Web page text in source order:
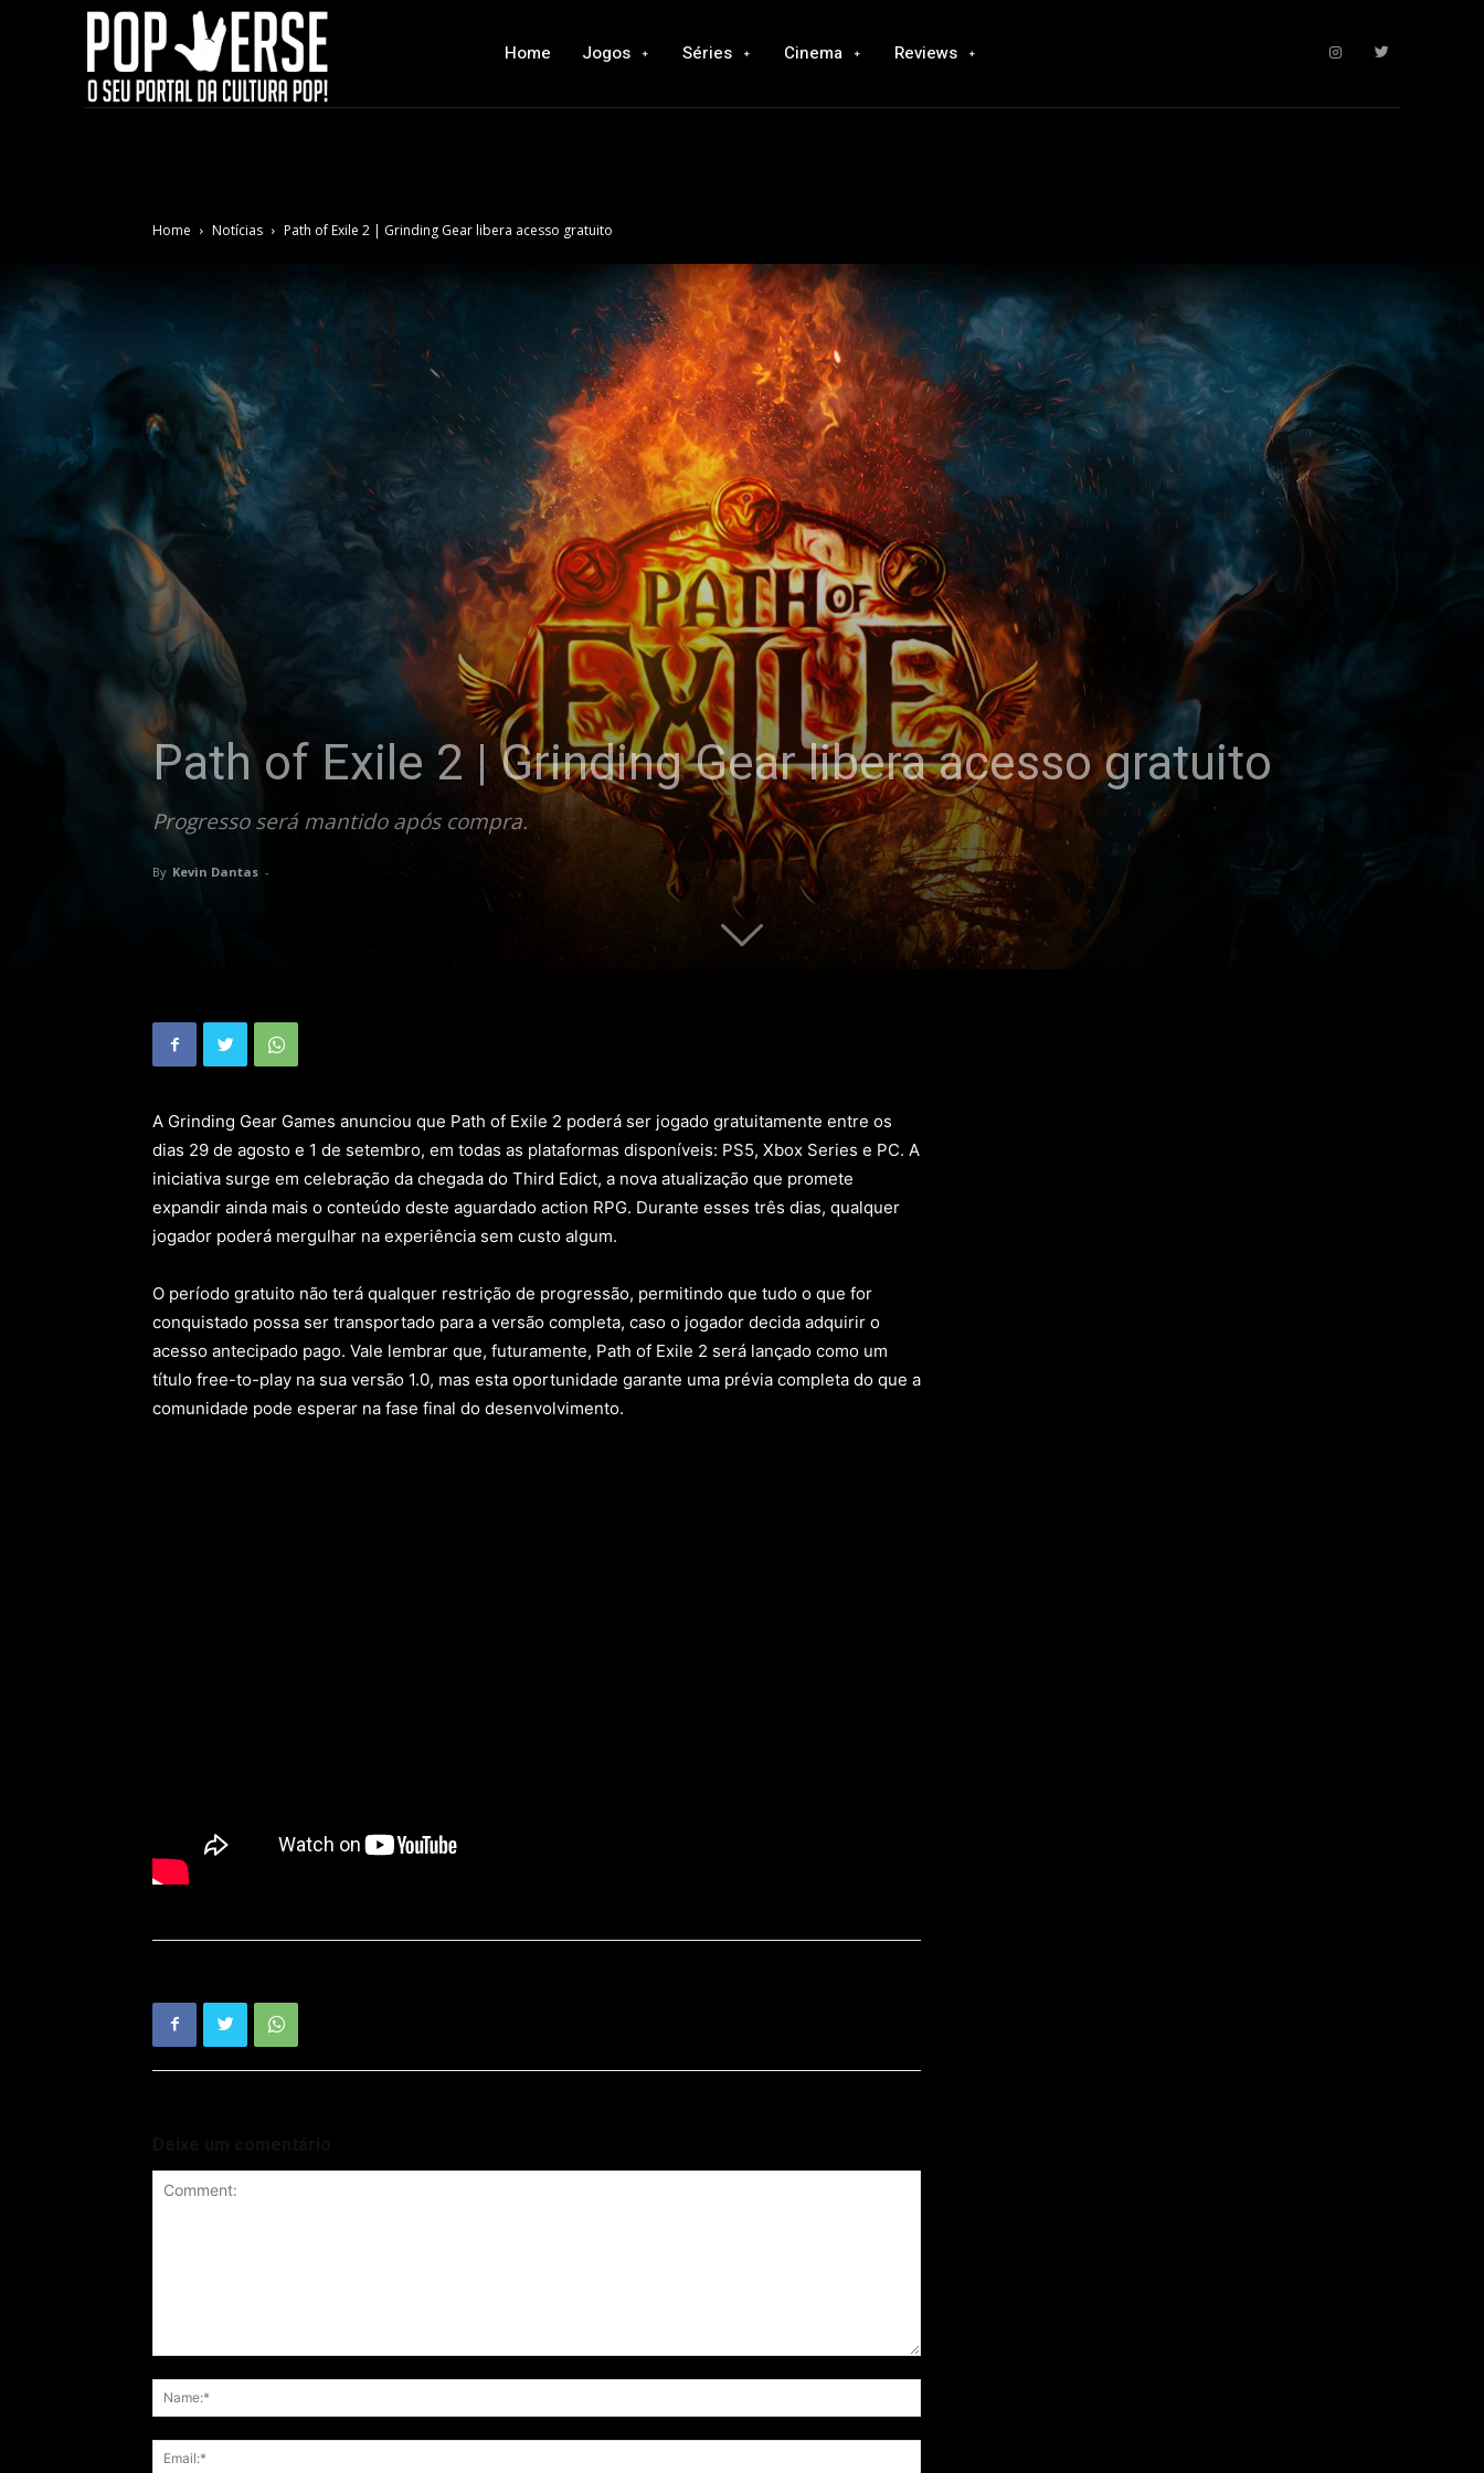
Home Jogos Séries Cinema Reviews
Home Notícias Path of Exile 2 | Grinding Gear libera acesso gratuito
Path of Exile 2 | Grinding Gear libera acesso gratuito
Progresso será mantido após compra.
By Kevin Dantas -
A Grinding Gear Games anunciou que Path of Exile 2 poderá ser jogado gratuitamente entre os
dias 29 de agosto e 1 de setembro, em todas as plataformas disponíveis: PS5, Xbox Series e PC. A
iniciativa surge em celebração da chegada do Third Edict, a nova atualização que promete
expandir ainda mais o conteúdo deste aguardado action RPG. Durante esses três dias, qualquer
jogador poderá mergulhar na experiência sem custo algum.
O período gratuito não terá qualquer restrição de progressão, permitindo que tudo o que for
conquistado possa ser transportado para a versão completa, caso o jogador decida adquirir o
acesso antecipado pago. Vale lembrar que, futuramente, Path of Exile 2 será lançado como um
título free-to-play na sua versão 1.0, mas esta oportunidade garante uma prévia completa do que a
comunidade pode esperar na fase final do desenvolvimento.